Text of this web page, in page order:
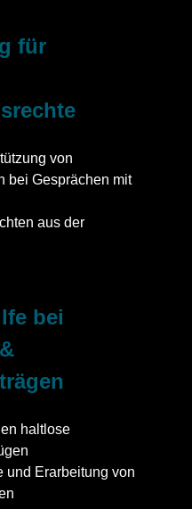
für
von
bei Gesprächen mit
aus der
bei
haltlose
und Erarbeitung von